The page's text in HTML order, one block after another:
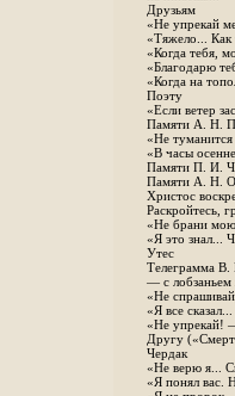
Друзьям
«Не упрекай
«Тяжело... Как
«Когда тебя,
«Благодарю
«Когда на
Поэту
«Если ветер
Памяти А. Н.
«Не туманится
«В часы
Памяти П. И.
Памяти А. Н.
Христос
Раскройтесь,
«Не брани
«Я это знал...
Утес
Телеграмма В.
— с
«Не
«Я все
«Не упрекай!
Другу
Чердак
«Не верю я...
«Я понял вас.